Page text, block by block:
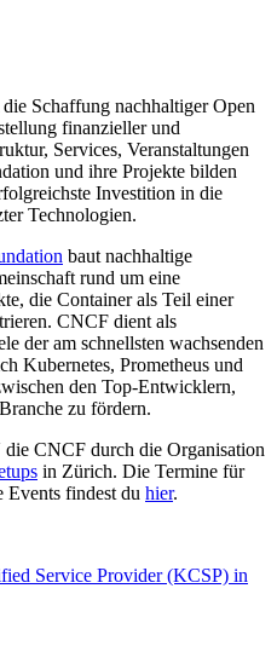
Schaffung nachhaltiger Open
finanzieller und
Services, Veranstaltungen
und ihre Projekte bilden
Investition in die
Technologien.
baut nachhaltige
rund um eine
die Container als Teil einer
CNCF dient als
der am schnellsten wachsenden
Kubernetes, Prometheus und
den Top-Entwicklern,
zu fördern.
CNCF durch die Organisation
in Zürich. Die Termine für
Events findest du hier.
Service Provider (KCSP) in